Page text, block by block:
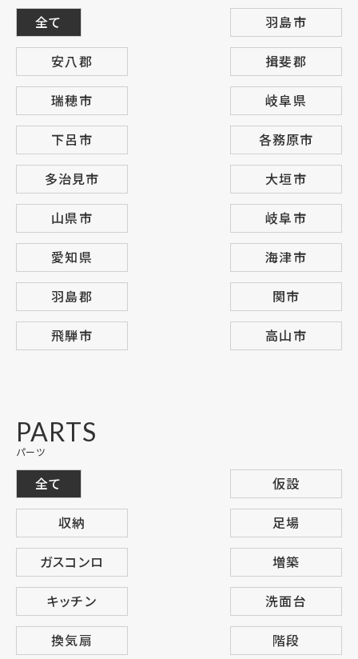
全て 羽島市
安八郡 揖斐郡
瑞穂市 岐阜県
下呂市 各務原市
多治見市 大垣市
山県市 岐阜市
愛知県 海津市
羽島郡 関市
飛騨市 高山市
PARTS
パーツ
全て 仮設
収納 足場
ガスコンロ 増築
キッチン 洗面台
換気扇 階段